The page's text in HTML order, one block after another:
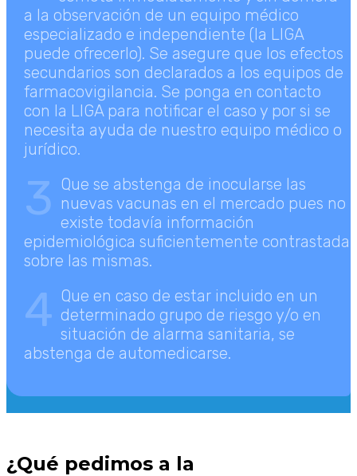
a la observación de un equipo médico
especializado e independiente (la LIGA
puede ofrecerlo). Se asegure que los efectos
secundarios son declarados a los equipos de
farmacovigilancia. Se ponga en contacto
con la LIGA para notificar el caso y por si se
necesita ayuda de nuestro equipo médico o
jurídico.
3
Que se abstenga de inocularse las
nuevas vacunas en el mercado pues no
existe todavía información
epidemiológica suficientemente contrastada
sobre las mismas.
4 Que en caso de estar incluido en un
determinado grupo de riesgo y/o en
situación de alarma sanitaria, se
abstenga de automedicarse.
¿Qué pedimos a la